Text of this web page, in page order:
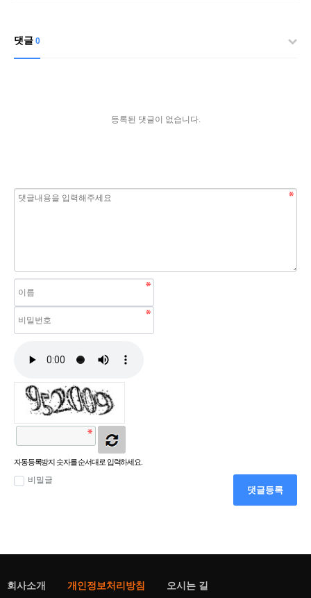
댓글 0
등록된 댓글이 없습니다.
자동등록방지 숫자를 순서대로 입력하세요.
비밀글
댓글등록
회사소개 개인정보처리방침 오시는 길